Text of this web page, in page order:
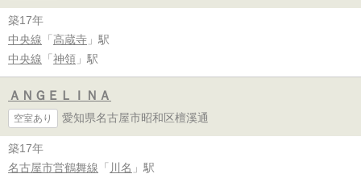
築17年
中央線 「 高蔵寺 」駅
中央線 「 神領 」駅
ＡＮＧＥＬＩＮＡ
空室あり 愛知県名古屋市昭和区檀溪通
築17年
名古屋市営鶴舞線 「 川名 」駅